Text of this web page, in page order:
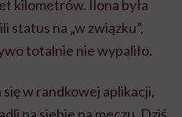
kilometrów. Ilona była
status na „w związku”,
totalnie nie wypaliło.
się w randkowej aplikacji,